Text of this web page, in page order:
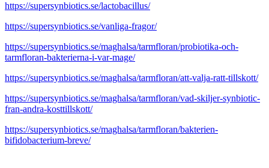
https://supersynbiotics.se/lactobacillus/
https://supersynbiotics.se/vanliga-fragor/
https://supersynbiotics.se/maghalsa/tarmfloran/probiotika-och-
tarmfloran-bakterierna-i-var-mage/
https://supersynbiotics.se/maghalsa/tarmfloran/att-valja-ratt-tillskott/
https://supersynbiotics.se/maghalsa/tarmfloran/vad-skiljer-synbiotic-
fran-andra-kosttillskott/
https://supersynbiotics.se/maghalsa/tarmfloran/bakterien-
bifidobacterium-breve/